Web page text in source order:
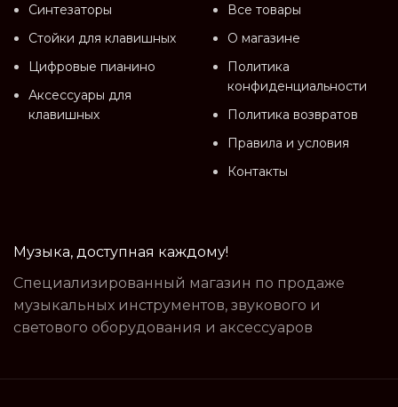
Синтезаторы
Стойки для клавишных
Цифровые пианино
Аксессуары для
клавишных
Все товары
О магазине
Политика
конфиденциальности
Политика возвратов
Правила и условия
Контакты
Музыка, доступная каждому!
Специализированный магазин по продаже
музыкальных инструментов, звукового и
светового оборудования и аксессуаров